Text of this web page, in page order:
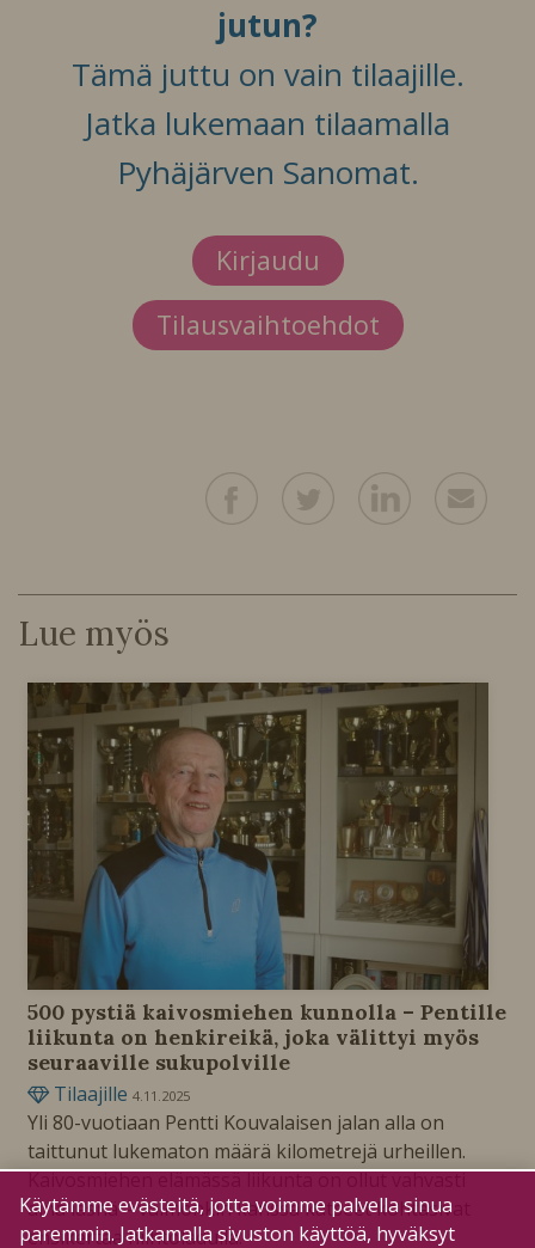
jutun?
Tämä juttu on vain tilaajille.
Jatka lukemaan tilaamalla
Pyhäjärven Sanomat.
Kirjaudu
Tilausvaihtoehdot
Lue myös
500 pystiä kaivosmiehen kunnolla – Pentille
liikunta on henkireikä, joka välittyi myös
seuraaville sukupolville
Tilaajille 4.11.2025
Yli 80-vuotiaan Pentti Kouvalaisen jalan alla on
taittunut lukematon määrä kilometrejä urheillen.
Kaivosmiehen elämässä liikunta on ollut vahvasti
aina läsnä – vaimonkin kanssa katseet kohtasivat
ensikertaa hiihtoladulla.
Käytämme evästeitä, jotta voimme palvella sinua
paremmin. Jatkamalla sivuston käyttöä, hyväksyt